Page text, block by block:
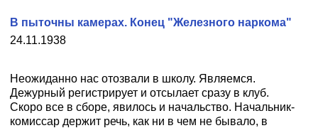
24.11.1938
В пыточны камерах. Конец "Железного наркома"
Неожиданно нас отозвали в школу. Являемся.
Дежурный регистрирует и отсылает сразу в клуб.
Скоро все в сборе, явилось и начальство. Начальник-
комиссар держит речь, как ни в чем не бывало, в